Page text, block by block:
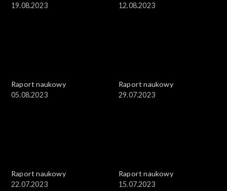
19.08.2023
12.08.2023
Raport naukowy
05.08.2023
Raport naukowy
29.07.2023
Raport naukowy
22.07.2023
Raport naukowy
15.07.2023